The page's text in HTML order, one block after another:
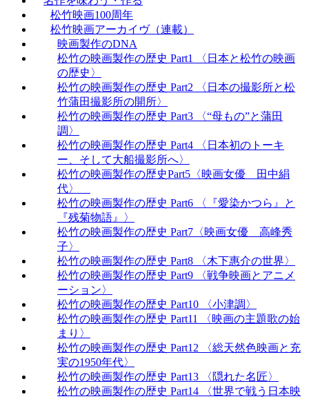
松竹映画100周年
松竹映画アーカイヴ（連載）
映画製作のDNA
松竹の映画製作の歴史 Part1 〈日本と松竹の映画
の歴史〉
松竹の映画製作の歴史 Part2 〈日本の撮影所と松
竹蒲田撮影所の開所〉
松竹の映画製作の歴史 Part3 〈“母もの”と蒲田
調〉
松竹の映画製作の歴史 Part4 〈日本初のトーキ
ー、そして大船撮影所へ〉
松竹の映画製作の歴史Part5〈映画女優 田中絹
代〉
松竹の映画製作の歴史 Part6 〈『愛染かつら』と
『残菊物語』〉
松竹の映画製作の歴史 Part7〈映画女優 高峰秀
子〉
松竹の映画製作の歴史 Part8 〈木下惠介の世界〉
松竹の映画製作の歴史 Part9 〈戦争映画とアニメ
ーション〉
松竹の映画製作の歴史 Part10 〈小津調〉
松竹の映画製作の歴史 Part11 〈映画の主題歌の始
まり〉
松竹の映画製作の歴史 Part12 〈総天然色映画と充
実の1950年代〉
松竹の映画製作の歴史 Part13 〈隠れた名匠〉
松竹の映画製作の歴史 Part14 〈世界で戦う日本映